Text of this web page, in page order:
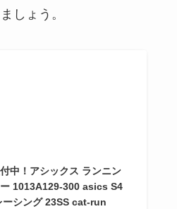
しょう。
中！アシックス ランニン
1013A129-300 asics S4
ーシング 23SS cat-run